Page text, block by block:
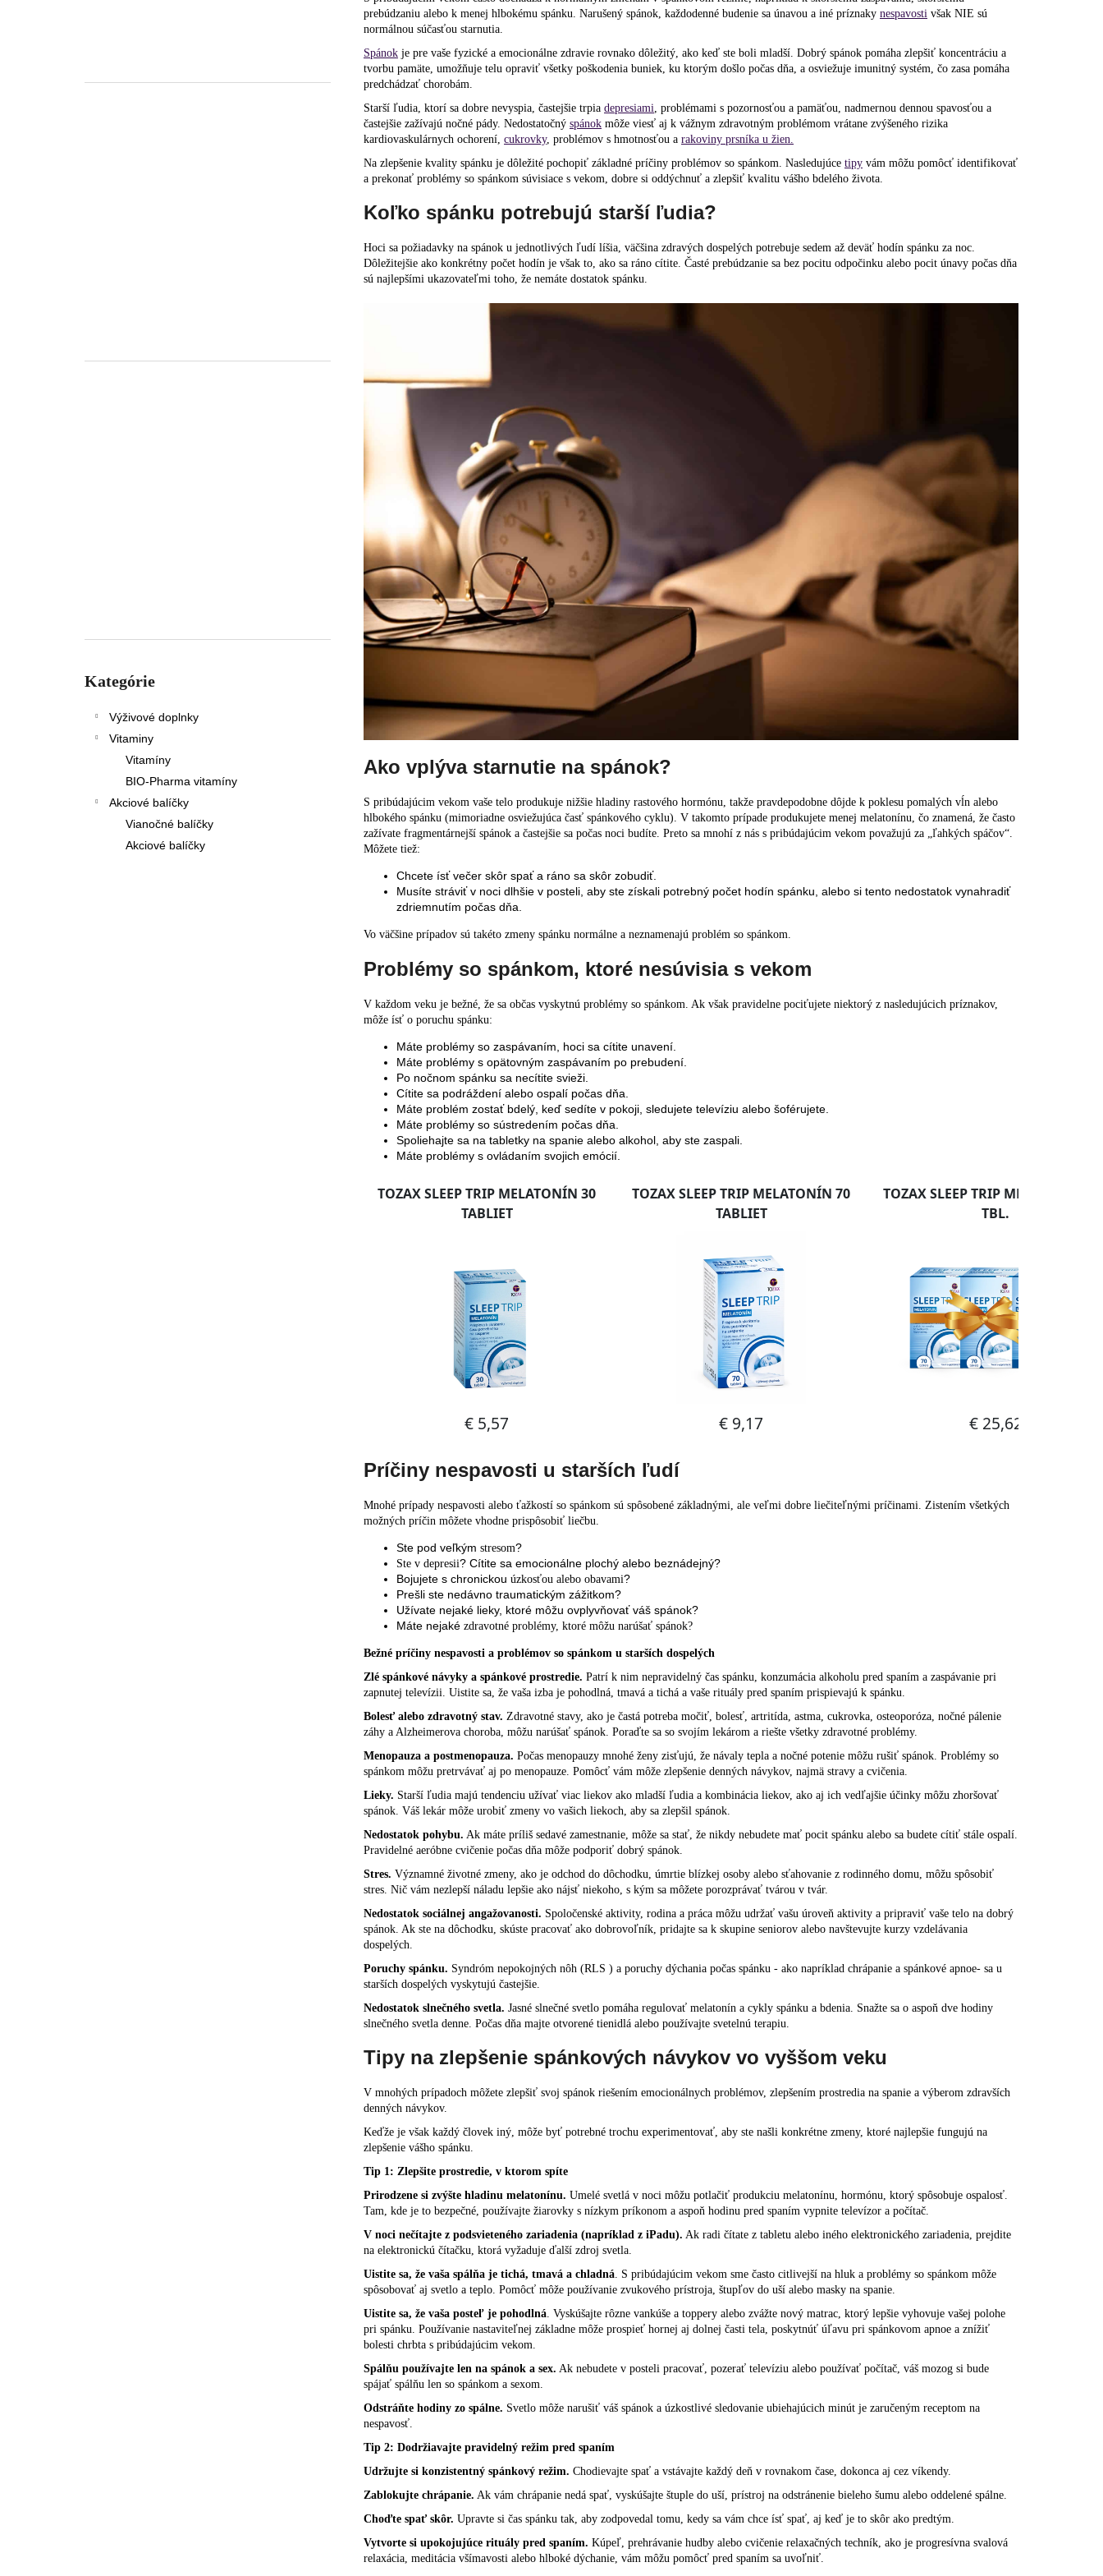
kategórie
Kategórie
Výživové doplnky
Vitaminy
Vitamíny
BIO-Pharma vitamíny
Akciové balíčky
Vianočné balíčky
Akciové balíčky
prebúdzaniu alebo k menej hlbokému spánku. Narušený spánok, každodenné budenie sa únavou a iné príznaky nespavosti však NIE sú
normálnou súčasťou starnutia.
Spánok je pre vaše fyzické a emocionálne zdravie rovnako dôležitý, ako keď ste boli mladší. Dobrý spánok pomáha zlepšiť koncentráciu a
tvorbu pamäte, umožňuje telu opraviť všetky poškodenia buniek, ku ktorým došlo počas dňa, a osviežuje imunitný systém, čo zasa pomáha
predchádzať chorobám.
Starší ľudia, ktorí sa dobre nevyspia, častejšie trpia depresiami , problémami s pozornosťou a pamäťou, nadmernou dennou spavosťou a
častejšie zažívajú nočné pády. Nedostatočný spánok môže viesť aj k vážnym zdravotným problémom vrátane zvýšeného rizika
kardiovaskulárnych ochorení, cukrovky, problémov s hmotnosťou a rakoviny prsníka u žien.
Na zlepšenie kvality spánku je dôležité pochopiť základné príčiny problémov so spánkom. Nasledujúce tipy vám môžu pomôcť identifikovať
a prekonať problémy so spánkom súvisiace s vekom, dobre si oddýchnuť a zlepšiť kvalitu vášho bdelého života.
Koľko spánku potrebujú starší ľudia?
Hoci sa požiadavky na spánok u jednotlivých ľudí líšia, väčšina zdravých dospelých potrebuje sedem až deväť hodín spánku za noc.
Dôležitejšie ako konkrétny počet hodín je však to, ako sa ráno cítite. Časté prebúdzanie sa bez pocitu odpočinku alebo pocit únavy počas dňa
sú najlepšími ukazovateľmi toho, že nemáte dostatok spánku.
Ako vplýva starnutie na spánok?
S pribúdajúcim vekom vaše telo produkuje nižšie hladiny rastového hormónu, takže pravdepodobne dôjde k poklesu pomalých vĺn alebo
hlbokého spánku (mimoriadne osviežujúca časť spánkového cyklu). V takomto prípade produkujete menej melatonínu, čo znamená, že často
zažívate fragmentárnejší spánok a častejšie sa počas noci budíte. Preto sa mnohí z nás s pribúdajúcim vekom považujú za „ľahkých spáčov“.
Môžete tiež:
Chcete ísť večer skôr spať a ráno sa skôr zobudiť.
Musíte stráviť v noci dlhšie v posteli, aby ste získali potrebný počet hodín spánku, alebo si tento nedostatok vynahradiť
zdriemnutím počas dňa.
Vo väčšine prípadov sú takéto zmeny spánku normálne a neznamenajú problém so spánkom.
Problémy so spánkom, ktoré nesúvisia s vekom
V každom veku je bežné, že sa občas vyskytnú problémy so spánkom. Ak však pravidelne pociťujete niektorý z nasledujúcich príznakov,
môže ísť o poruchu spánku:
Máte problémy so zaspávaním, hoci sa cítite unavení.
Máte problémy s opätovným zaspávaním po prebudení.
Po nočnom spánku sa necítite svieži.
Cítite sa podráždení alebo ospalí počas dňa.
Máte problém zostať bdelý, keď sedíte v pokoji, sledujete televíziu alebo šoférujete.
Máte problémy so sústredením počas dňa.
Spoliehajte sa na tabletky na spanie alebo alkohol, aby ste zaspali.
Máte problémy s ovládaním svojich emócií.
Príčiny nespavosti u starších ľudí
Mnohé prípady nespavosti alebo ťažkostí so spánkom sú spôsobené základnými, ale veľmi dobre liečiteľnými príčinami. Zistením všetkých
možných príčin môžete vhodne prispôsobiť liečbu.
Ste pod veľkým stresom?
Ste v depresii? Cítite sa emocionálne plochý alebo beznádejný?
Bojujete s chronickou úzkosťou alebo obavami?
Prešli ste nedávno traumatickým zážitkom?
Užívate nejaké lieky, ktoré môžu ovplyvňovať váš spánok?
Máte nejaké zdravotné problémy, ktoré môžu narúšať spánok?
Bežné príčiny nespavosti a problémov so spánkom u starších dospelých
Zlé spánkové návyky a spánkové prostredie. Patrí k nim nepravidelný čas spánku, konzumácia alkoholu pred spaním a zaspávanie pri
zapnutej televízii. Uistite sa, že vaša izba je pohodlná, tmavá a tichá a vaše rituály pred spaním prispievajú k spánku.
Bolesť alebo zdravotný stav. Zdravotné stavy, ako je častá potreba močiť, bolesť , artritída, astma, cukrovka, osteoporóza, nočné pálenie
záhy a Alzheimerova choroba, môžu narúšať spánok. Poraďte sa so svojím lekárom a riešte všetky zdravotné problémy.
Menopauza a postmenopauza. Počas menopauzy mnohé ženy zisťujú, že návaly tepla a nočné potenie môžu rušiť spánok. Problémy so
spánkom môžu pretrvávať aj po menopauze. Pomôcť vám môže zlepšenie denných návykov, najmä stravy a cvičenia.
Lieky. Starší ľudia majú tendenciu užívať viac liekov ako mladší ľudia a kombinácia liekov, ako aj ich vedľajšie účinky môžu zhoršovať
spánok. Váš lekár môže urobiť zmeny vo vašich liekoch, aby sa zlepšil spánok.
Nedostatok pohybu. Ak máte príliš sedavé zamestnanie, môže sa stať, že nikdy nebudete mať pocit spánku alebo sa budete cítiť stále ospalí.
Pravidelné aeróbne cvičenie počas dňa môže podporiť dobrý spánok.
Stres. Významné životné zmeny, ako je odchod do dôchodku , úmrtie blízkej osoby alebo sťahovanie z rodinného domu, môžu spôsobiť
stres. Nič vám nezlepší náladu lepšie ako nájsť niekoho, s kým sa môžete porozprávať tvárou v tvár.
Nedostatok sociálnej angažovanosti. Spoločenské aktivity, rodina a práca môžu udržať vašu úroveň aktivity a pripraviť vaše telo na dobrý
spánok. Ak ste na dôchodku, skúste pracovať ako dobrovoľník , pridajte sa k skupine seniorov alebo navštevujte kurzy vzdelávania
dospelých.
Poruchy spánku. Syndróm nepokojných nôh (RLS ) a poruchy dýchania počas spánku - ako napríklad chrápanie a spánkové apnoe- sa u
starších dospelých vyskytujú častejšie.
Nedostatok slnečného svetla. Jasné slnečné svetlo pomáha regulovať melatonín a cykly spánku a bdenia . Snažte sa o aspoň dve hodiny
slnečného svetla denne. Počas dňa majte otvorené tienidlá alebo používajte svetelnú terapiu.
Tipy na zlepšenie spánkových návykov vo vyššom veku
V mnohých prípadoch môžete zlepšiť svoj spánok riešením emocionálnych problémov, zlepšením prostredia na spanie a výberom zdravších
denných návykov.
Keďže je však každý človek iný, môže byť potrebné trochu experimentovať, aby ste našli konkrétne zmeny, ktoré najlepšie fungujú na
zlepšenie vášho spánku.
Tip 1: Zlepšite prostredie, v ktorom spíte
Prirodzene si zvýšte hladinu melatonínu. Umelé svetlá v noci môžu potlačiť produkciu melatonínu, hormónu, ktorý spôsobuje ospalosť.
Tam, kde je to bezpečné, používajte žiarovky s nízkym príkonom a aspoň hodinu pred spaním vypnite televízor a počítač.
V noci nečítajte z podsvieteného zariadenia (napríklad z iPadu). Ak radi čítate z tabletu alebo iného elektronického zariadenia, prejdite
na elektronickú čítačku, ktorá vyžaduje ďalší zdroj svetla.
Uistite sa, že vaša spálňa je tichá, tmavá a chladná. S pribúdajúcim vekom sme často citlivejší na hluk a problémy so spánkom môže
spôsobovať aj svetlo a teplo. Pomôcť môže používanie zvukového prístroja, štupľov do uší alebo masky na spanie.
Uistite sa, že vaša posteľ je pohodlná. Vyskúšajte rôzne vankúše a toppery alebo zvážte nový matrac, ktorý lepšie vyhovuje vašej polohe
pri spánku. Používanie nastaviteľnej základne môže prospieť hornej aj dolnej časti tela, poskytnúť úľavu pri spánkovom apnoe a znížiť
bolesti chrbta s pribúdajúcim vekom.
Spálňu používajte len na spánok a sex. Ak nebudete v posteli pracovať, pozerať televíziu alebo používať počítač, váš mozog si bude
spájať spálňu len so spánkom a sexom.
Odstráňte hodiny zo spálne. Svetlo môže narušiť váš spánok a úzkostlivé sledovanie ubiehajúcich minút je zaručeným receptom na
nespavosť.
Tip 2: Dodržiavajte pravidelný režim pred spaním
Udržujte si konzistentný spánkový režim. Chodievajte spať a vstávajte každý deň v rovnakom čase, dokonca aj cez víkendy.
Zablokujte chrápanie. Ak vám chrápanie nedá spať, vyskúšajte štuple do uší, prístroj na odstránenie bieleho šumu alebo oddelené spálne.
Choďte spať skôr. Upravte si čas spánku tak, aby zodpovedal tomu, kedy sa vám chce ísť spať, aj keď je to skôr ako predtým.
Vytvorte si upokojujúce rituály pred spaním. Kúpeľ, prehrávanie hudby alebo cvičenie relaxačných techník, ako je progresívna svalová
relaxácia, meditácia všímavosti alebo hlboké dýchanie, vám môžu pomôcť pred spaním sa uvoľniť.